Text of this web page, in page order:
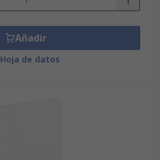
Añadir
Hoja de datos